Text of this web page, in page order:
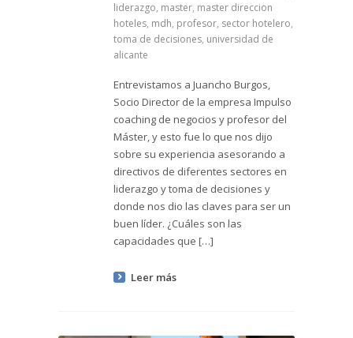
liderazgo, master, master direccion
hoteles, mdh, profesor, sector hotelero,
toma de decisiones, universidad de
alicante
Entrevistamos a Juancho Burgos,
Socio Director de la empresa Impulso
coaching de negocios y profesor del
Máster, y esto fue lo que nos dijo
sobre su experiencia asesorando a
directivos de diferentes sectores en
liderazgo y toma de decisiones y
donde nos dio las claves para ser un
buen líder. ¿Cuáles son las
capacidades que […]
Leer más